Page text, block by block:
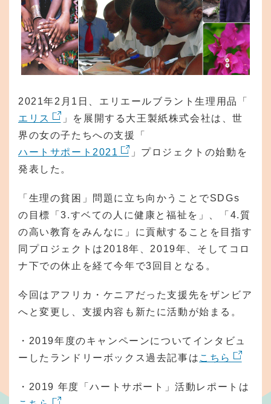
2021年2月1日、エリエールブラント生理用品「
エリス
」を展開する大王製紙株式会社は、世
界の女の子たちへの支援「
ハートサポート2021
」プロジェクトの始動を
発表した。
「生理の貧困」問題に立ち向かうことでSDGs
の目標「3.すベての人に健康と福祉を」、「4.質
の高い教育をみんなに」に貢献することを目指す
同プロジェクトは2018年、2019年、そしてコロ
ナ下での休止を経て今年で3回目となる。
今回はアフリカ・ケニアだった支援先をザンビア
へと変更し、支援内容も新たに活動が始まる。
・2019年度のキャンペーンについてインタビュ
ーしたランドリーボックス過去記事は こちら
・2019 年度「ハートサポート」活動レポートは